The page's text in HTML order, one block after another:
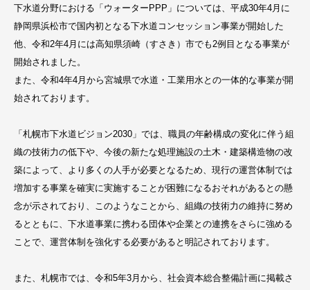
下水道分野における「ウォーターPPP」については、平成30年4月に
静岡県浜松市で国内初となる下水道コンセッション事業が開始した
他、令和2年4月には高知県須崎（すさき）市でも2例目となる事業が
開始されました。
また、令和4年4月から宮城県で水道・工業用水との一体的な事業が開
始されております。
「札幌市下水道ビジョン2030」では、職員の年齢構成の変化に伴う組
織の技術力の低下や、今後の新たな処理施設の土木・建築構造物の改
築によって、より多くの人手が必要となるため、現行の運営体制では
増加する事業を確実に実施することが困難になるおそれがあるとの懸
念が示されており、このようなことから、組織の技術力の維持に努め
るとともに、下水道事業に携わる団体や企業との連携をさらに強める
ことで、運営体制を強化する必要があると明記されております。
また、札幌市では、令和5年3月から、社会資本総合整備計画に掲載さ